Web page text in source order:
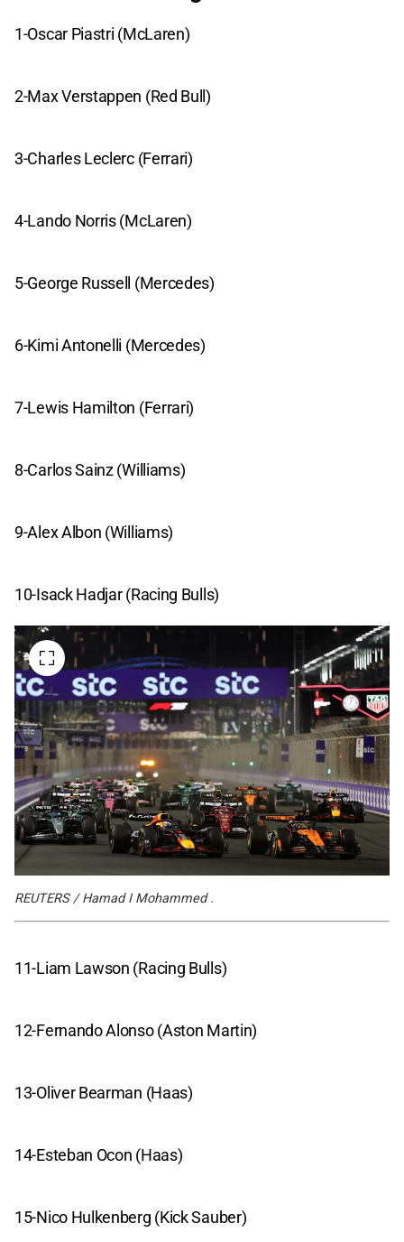
1-Oscar Piastri (McLaren)
2-Max Verstappen (Red Bull)
3-Charles Leclerc (Ferrari)
4-Lando Norris (McLaren)
5-George Russell (Mercedes)
6-Kimi Antonelli (Mercedes)
7-Lewis Hamilton (Ferrari)
8-Carlos Sainz (Williams)
9-Alex Albon (Williams)
10-Isack Hadjar (Racing Bulls)
REUTERS / Hamad I Mohammed .
11-Liam Lawson (Racing Bulls)
12-Fernando Alonso (Aston Martin)
13-Oliver Bearman (Haas)
14-Esteban Ocon (Haas)
15-Nico Hulkenberg (Kick Sauber)